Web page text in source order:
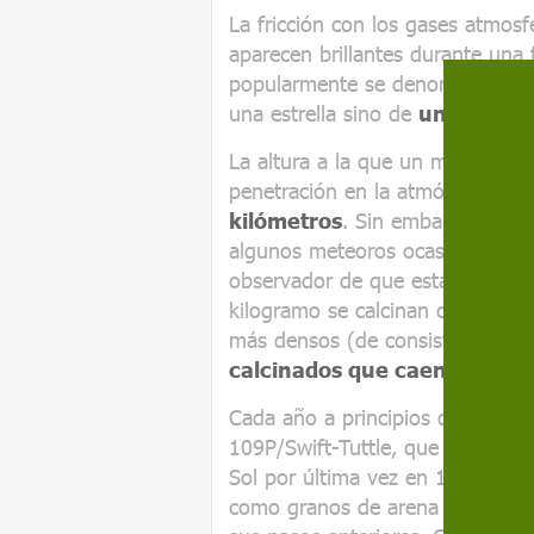
La fricción con los gases
aparecen brillantes durante
popularmente se denomina
una estrella sino de una
La altura a la que un meteoro
penetración en la atmósfera,
kilómetros. Sin embargo, el
algunos meteoros ocasionan
observador de que están muy
kilogramo se calcinan
más densos (de consistencia
calcinados que caen sobre el
Cada año a principios de
109P/Swift-Tuttle, que tiene
Sol por última vez en 1992.
como granos de arena o